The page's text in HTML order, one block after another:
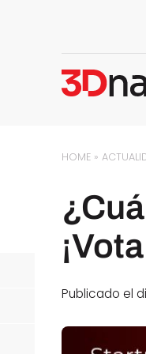
HOME »
Publicado el